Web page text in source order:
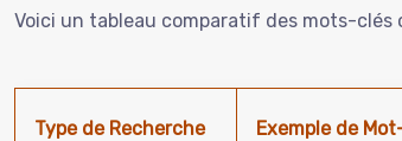
Voici un tableau comparatif des mots-
Type de Recherche Exemple de